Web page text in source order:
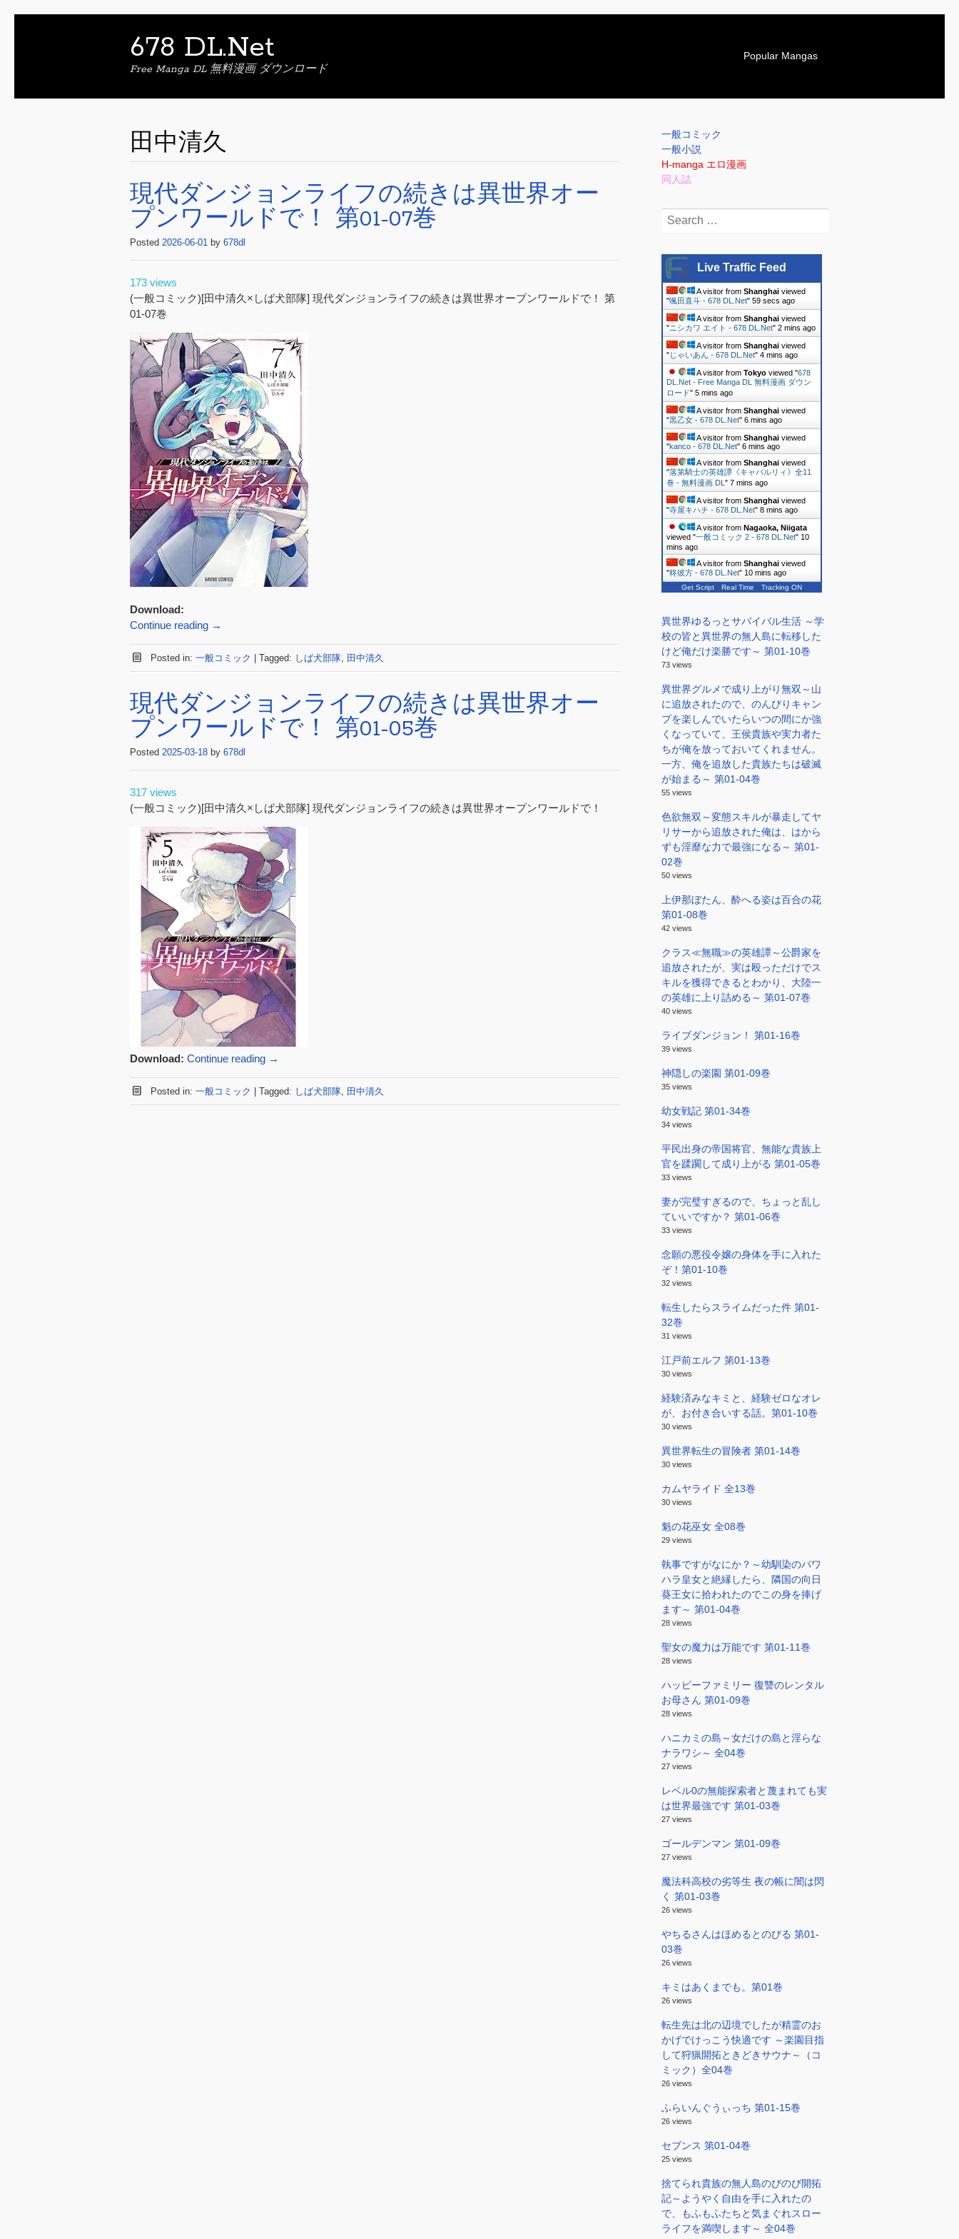
678 DL.Net
Free Manga DL 無料漫画 ダウンロード
S
p
o
Popular Mangas
田中清久
現代ダンジョンライフの続きは異世界オー
プンワールドで！ 第01-07巻
Posted 2026-06-01 by 678dl
173 views
(一般コミック)[田中清久×しば犬部隊] 現代ダンジョンライフの続きは異世界オープンワールドで！ 第
01-07巻
Download:
Continue reading →
Posted in: 一般コミック Tagged: しば犬部隊, 田中清久
現代ダンジョンライフの続きは異世界オー
プンワールドで！ 第01-05巻
Posted 2025-03-18 by 678dl
317 views
(一般コミック)[田中清久×しば犬部隊] 現代ダンジョンライフの続きは異世界オープンワールドで！
Download: Continue reading →
Posted in: 一般コミック | Tagged: しば犬部隊, 田中清久
一般コミック
一般小説
H-manga エロ漫画
同人誌
Search
Live Traffic Feed
A visitor from Shanghaiviewed
"颯田直斗 - 678 DL.Net" 1 min ago
A visitor from Shanghaiviewed
"ニシカワ エイト - 678 DL.Net" 2 mins ago
A visitor from Shanghaiviewed
"じゃいあん - 678 DL.Net" 4 mins ago
A visitor from Tokyoviewed "678
DL.Net - Free Manga DL 無料漫画 ダウン
ロード" 5 mins ago
A visitor from Shanghaiviewed
"黒乙女 - 678 DL.Net" 6 mins ago
A visitor from Shanghaiviewed
"kanco - 678 DL.Net" 6 mins ago
A visitor from Shanghaiviewed
"落第騎士の英雄譚《キャバルリィ》全11
巻 - 無料漫画 DL " 7 mins ago
A visitor from Shanghaiviewed
"寺屋キハチ - 678 DL.Net" 8 mins ago
A visitor from Nagaoka, Niigata
viewed "一般コミック 2 - 678 DL.Net" 10
mins ago
A visitor from Shanghaiviewed
"柊彼方 - 678 DL.Net" 10 mins ago
Get Script Real Time Tracking ON
異世界ゆるっとサバイバル生活 ～学
校の皆と異世界の無人島に転移した
けど俺だけ楽勝です～ 第01-10巻
73 views
異世界グルメで成り上がり無双～山
に追放されたので、のんびりキャン
プを楽しんでいたらいつの間にか強
くなっていて、王侯貴族や実力者た
ちが俺を放っておいてくれません。
一方、俺を追放した貴族たちは破滅
が始まる～ 第01-04巻
55 views
色欲無双～変態スキルが暴走してヤ
リサーから追放された俺は、はから
ずも淫靡な力で最強になる～ 第01-
02巻
50 views
上伊那ぼたん、酔へる姿は百合の花
第01-08巻
42 views
クラス≪無職≫の英雄譚～公爵家を
追放されたが、実は殴っただけでス
キルを獲得できるとわかり、大陸一
の英雄に上り詰める～ 第01-07巻
40 views
ライブダンジョン！ 第01-16巻
39 views
神隠しの楽園 第01-09巻
35 views
幼女戦記 第01-34巻
34 views
平民出身の帝国将官、無能な貴族上
官を蹂躙して成り上がる 第01-05巻
33 views
妻が完璧すぎるので、ちょっと乱し
ていいですか？ 第01-06巻
33 views
念願の悪役令嬢の身体を手に入れた
ぞ！第01-10巻
32 views
転生したらスライムだった件 第01-
32巻
31 views
江戸前エルフ 第01-13巻
30 views
経験済みなキミと、経験ゼロなオレ
が、お付き合いする話。第01-10巻
30 views
異世界転生の冒険者 第01-14巻
30 views
カムヤライド 全13巻
30 views
魁の花巫女 全08巻
29 views
執事ですがなにか？～幼馴染のパワ
ハラ皇女と絶縁したら、隣国の向日
葵王女に拾われたのでこの身を捧げ
ます～ 第01-04巻
28 views
聖女の魔力は万能です 第01-11巻
28 views
ハッピーファミリー 復讐のレンタル
お母さん 第01-09巻
28 views
ハニカミの島～女だけの島と淫らな
ナラワシ～ 全04巻
27 views
レベル0の無能探索者と蔑まれても実
は世界最強です 第01-03巻
27 views
ゴールデンマン 第01-09巻
27 views
魔法科高校の劣等生 夜の帳に闇は閃
く 第01-03巻
26 views
やちるさんはほめるとのびる 第01-
03巻
26 views
キミはあくまでも。第01巻
26 views
転生先は北の辺境でしたが精霊のお
かげでけっこう快適です ～楽園目指
して狩猟開拓ときどきサウナ～（コ
ミック）全04巻
26 views
ふらいんぐうぃっち 第01-15巻
26 views
セブンス 第01-04巻
25 views
捨てられ貴族の無人島のびのび開拓
記～ようやく自由を手に入れたの
で、もふもふたちと気まぐれスロー
ライフを満喫します～ 全04巻